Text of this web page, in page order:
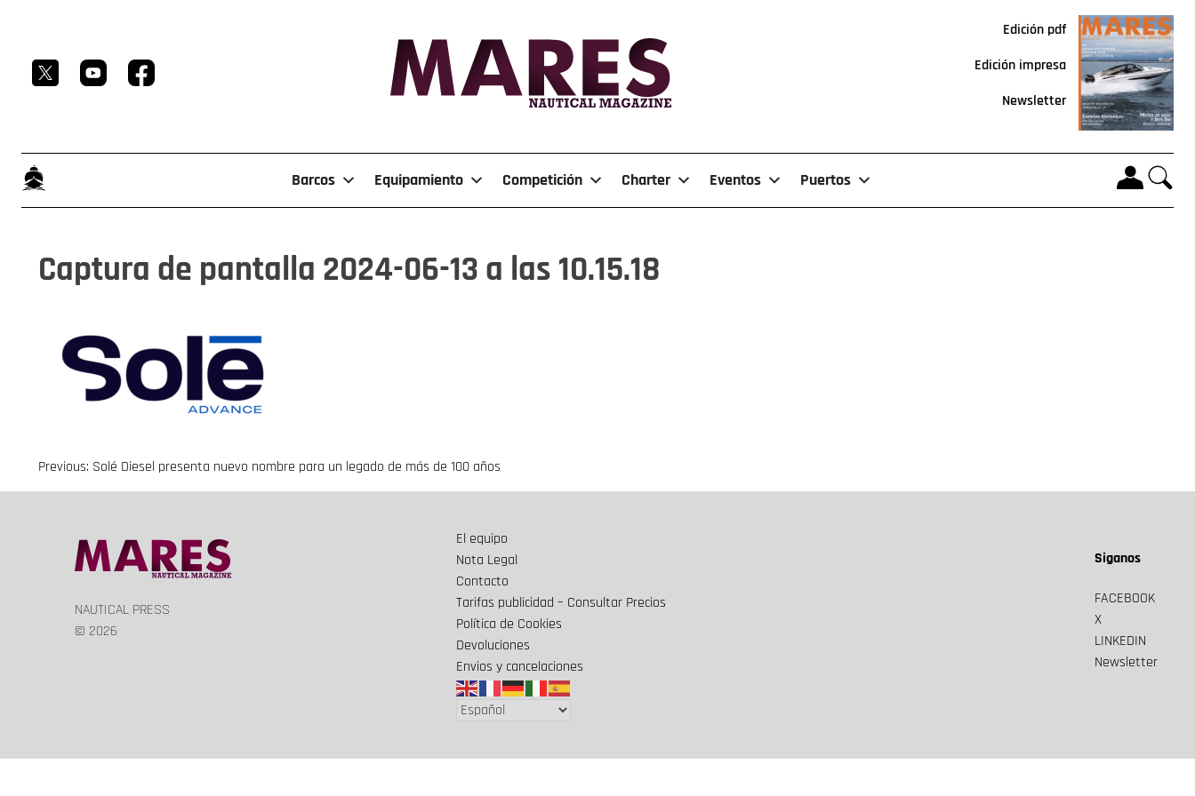
Edición pdf
Edición impresa
Newsletter
Barcos Equipamiento Competición Charter Eventos Puertos
Captura de pantalla 2024-06-13 a las 10.15.18
Navegación
entradas
Previous: Solé Diesel presenta nuevo nombre para un legado de más de 100 años
NAUTICAL PRESS
© 2026
El equipo
Nota Legal
Contacto
Tarifas publicidad – Consultar Precios
Política de Cookies
Devoluciones
Envios y cancelaciones
Siganos
FACEBOOK
X
LINKEDIN
Newsletter